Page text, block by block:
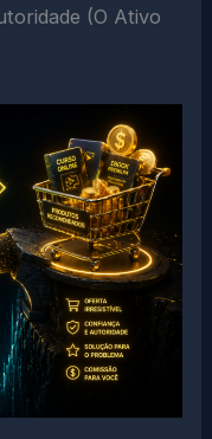
(O Ativo